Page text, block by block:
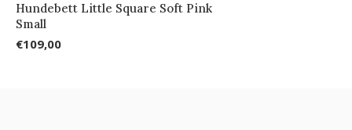
Hundebett Little Square Soft Pink
Small
€109,00